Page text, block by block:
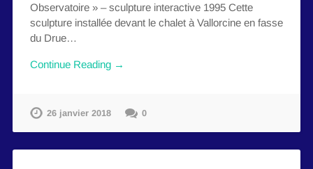
Observatoire » – sculpture interactive 1995 Cette
sculpture installée devant le chalet à Vallorcine en fasse
du Drue…
Continue Reading →
26 janvier 2018 0